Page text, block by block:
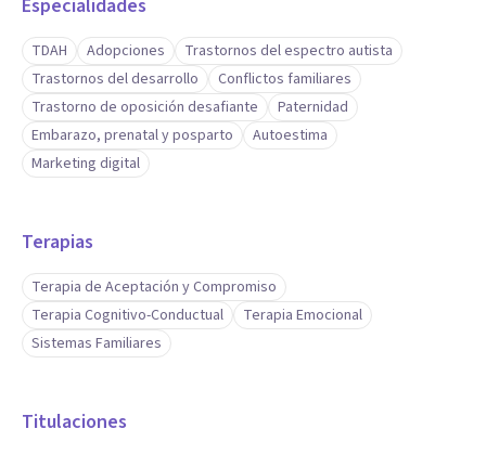
Especialidades
TDAH Adopciones
Trastornos del espectro autista
Trastornos del desarrollo
Conflictos familiares
Trastorno de oposición desafiante
Paternidad
Embarazo, prenatal y posparto
Autoestima
Marketing digital
Terapias
Terapia de Aceptación y Compromiso
Terapia Cognitivo-Conductual
Terapia Emocional
Sistemas Familiares
Titulaciones